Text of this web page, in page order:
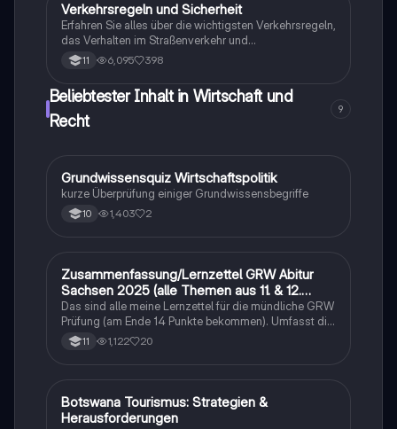
Mathe
Verkehrsregeln und Sicherheit
Erfahren Sie alles über die wichtigsten Verkehrsregeln,
das Verhalten im Straßenverkehr und
Sicherheitsmaßnahmen für verschiedene
Verkehrsteilnehmer. Diese Zusammenfassung
Geschwindigkeitsregeln, das Verhalten nach einem
Unfall und spezielle Vorschriften für Fußgänger,
Radfahrer und Kraftfahrzeuge. Ideal für Fahrschüler
11 6,095 398
Beliebtester Inhalt in Wirtschaft und
Recht
9
GWirtschaft und Recht
Grundwissensquiz Wirtschaftspolitik
kurze Überprüfung einiger Grundwissensbegriffe
10 1,403 2
Wirtschaft und Recht
Zusammenfassung/Lernzettel GRW Abitur
Sachsen 2025 (alle Themen aus 11. & 12.
Klasse)
Das sind alle meine Lernzettel für die mündliche GRW
Prüfung (am Ende 14 Punkte bekommen). Umfasst die
Themen Medien, Sozialer Wandel, Internationale
Politik, Wirtschaft und politische Theorien. Jedenfalls
11 1,122 20
Geographie/Erdkunde
Botswana Tourismus: Strategien &
Herausforderungen